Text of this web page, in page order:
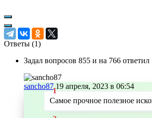
Ответы (1)
Задал вопросов 855 и на 766 ответил
sancho87 19 апреля, 2023 в 06:54
Самое прочное полезное